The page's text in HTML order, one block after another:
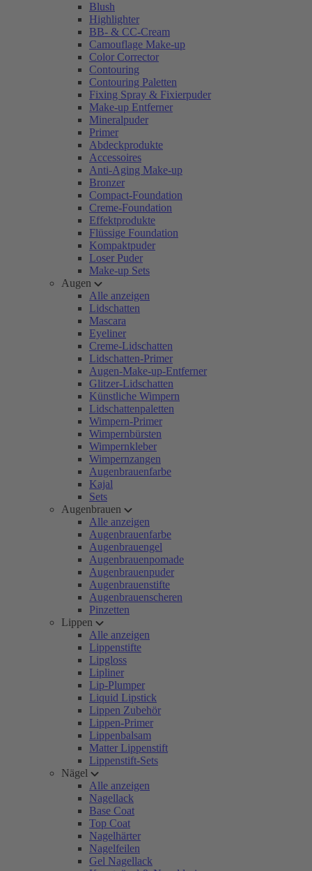
Blush
Highlighter
BB- & CC-Cream
Camouflage Make-up
Color Corrector
Contouring
Contouring Paletten
Fixing Spray & Fixierpuder
Make-up Entferner
Mineralpuder
Primer
Abdeckprodukte
Accessoires
Anti-Aging Make-up
Bronzer
Compact-Foundation
Creme-Foundation
Effektprodukte
Flüssige Foundation
Kompaktpuder
Loser Puder
Make-up Sets
Augen
Alle anzeigen
Lidschatten
Mascara
Eyeliner
Creme-Lidschatten
Lidschatten-Primer
Augen-Make-up-Entferner
Glitzer-Lidschatten
Künstliche Wimpern
Lidschattenpaletten
Wimpern-Primer
Wimpernbürsten
Wimpernkleber
Wimpernzangen
Augenbrauenfarbe
Kajal
Sets
Augenbrauen
Alle anzeigen
Augenbrauenfarbe
Augenbrauengel
Augenbrauenpomade
Augenbrauenpuder
Augenbrauenstifte
Augenbrauenscheren
Pinzetten
Lippen
Alle anzeigen
Lippenstifte
Lipgloss
Lipliner
Lip-Plumper
Liquid Lipstick
Lippen Zubehör
Lippen-Primer
Lippenbalsam
Matter Lippenstift
Lippenstift-Sets
Nägel
Alle anzeigen
Nagellack
Base Coat
Top Coat
Nagelhärter
Nagelfeilen
Gel Nagellack